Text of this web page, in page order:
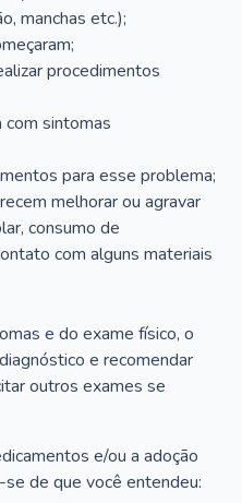
manchas etc.);
procedimentos
com sintomas
para esse problema;
melhorar ou agravar
consumo de
com alguns materiais
e do exame físico, o
e recomendar
outros exames se
e/ou a adoção
de que você entendeu: